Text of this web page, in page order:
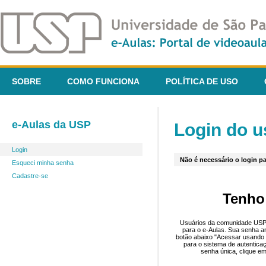
SOBRE COMO FUNCIONA POLÍTICA DE USO
e-Aulas da USP
Login
Esqueci minha senha
Cadastre-se
Login do
Não é necessário o login
Usuários da comunidade
para o e-Aulas. Sua senha
botão abaixo "Acessar
para o sistema de
senha única, clique